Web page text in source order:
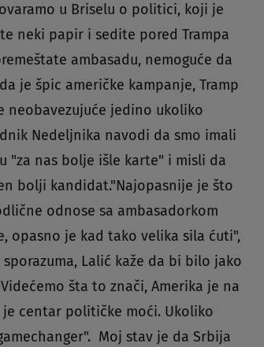
u Briselu o politici, koji je
neki papir i sedite pored Trampa
ambasadu, nemoguće da
je špic američke kampanje, Tramp
neobavezujuće jedino ukoliko
Nedeljnika navodi da smo imali
"za nas bolje išle karte" i misli da
bolji kandidat."Najopasnije je što
odnose sa ambasadorkom
opasno je kad tako velika sila ćuti",
Lalić kaže da bi bilo jako
šta to znači, Amerika je na
centar političke moći. Ukoliko
Moj stav je da Srbija